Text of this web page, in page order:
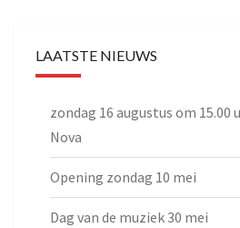
LAATSTE NIEUWS
zondag 16 augustus om 15.00
Nova
Opening zondag 10 mei
Dag van de muziek 30 mei